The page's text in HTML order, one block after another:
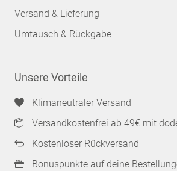
Versand & Lieferung
Umtausch & Rückgabe
Unsere Vorteile
Klimaneutraler Versand
Versandkostenfrei ab 49€ mit
Kostenloser Rückversand
Bonuspunkte auf deine